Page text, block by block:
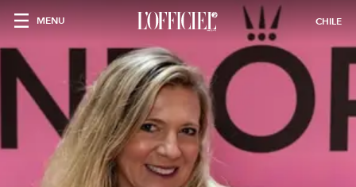
MENU CHILE